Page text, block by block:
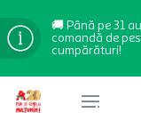
🚚 Până pe 31
comandă de
cumpărături!